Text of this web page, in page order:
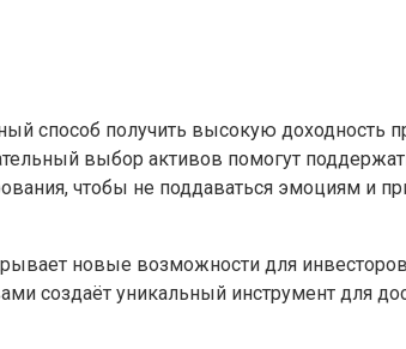
способ получить высокую доходность
выбор активов помогут
чтобы не поддаваться эмоциям и
новые возможности для
создаёт уникальный инструмент для